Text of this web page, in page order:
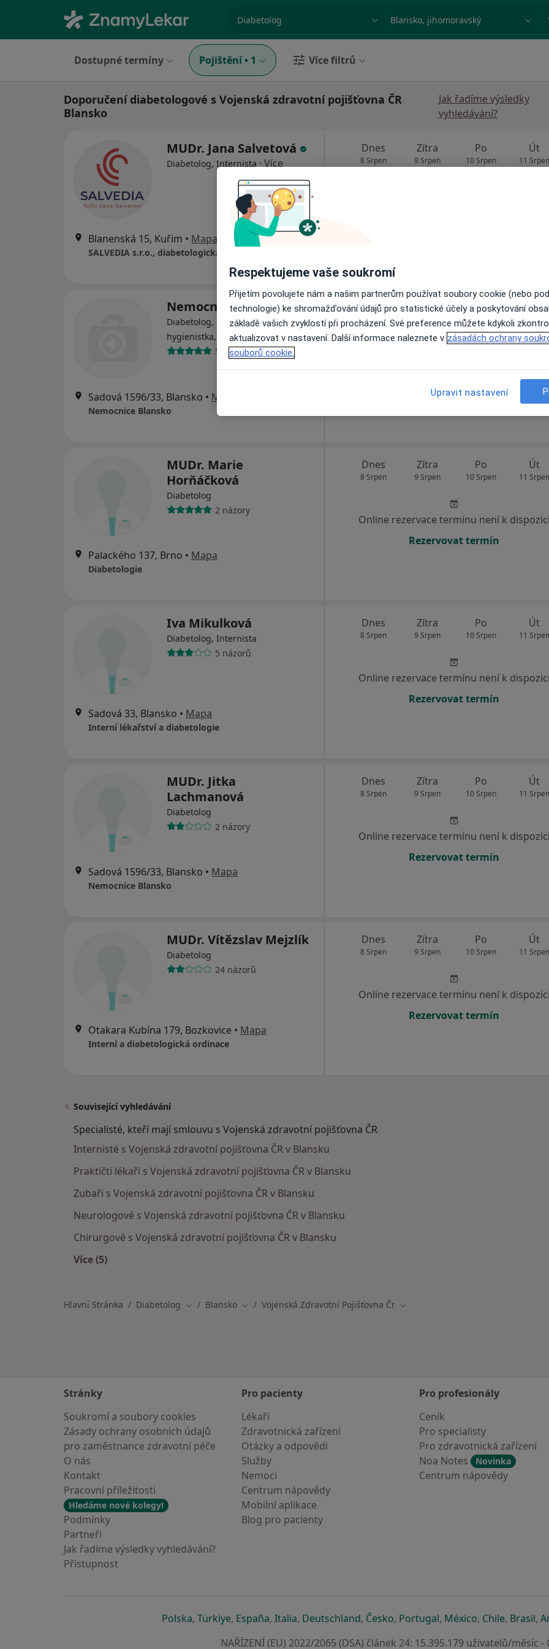
Dostupné termíny Pojištění • 1 Více filtrů
Doporučení diabetologové s Vojenská zdravotní pojišťovna ČR
Blansko
Jak řadíme výsledky
vyhledávání?
MUDr. Jana Salvetová
Diabetolog, Internista · Více
Blanenská 15, Kuřim • Mapa
SALVEDIA s.r.o., diabetologická ambulance
Dnes
8 Srpen
Zítra
9 Srpen
Po
10 Srpen
Út
11 Srpen
Nemocnice Blansko
Diabetolog, Chirurg, Dentální
hygienistka, hygienista·Více
5 názorů
Sadová 1596/33, Blansko • Mapa
Nemocnice Blansko
Dnes
8 Srpen
Zítra
9 Srpen
Po
10 Srpen
Út
11
MUDr. Marie
Horňáčková
Diabetolog
2 názory
Palackého 137, Brno • Mapa
Diabetologie
Dnes
8 Srpen
Zítra
9 Srpen
Po
10 Srpen
Út
11 Srpen
Online rezervace termínu není k dispozici
Rezervovat termín
Iva Mikulková
Diabetolog, Internista
5 názorů
Sadová 33, Blansko • Mapa
Interní lékařství a diabetologie
Dnes
8 Srpen
Zítra
9 Srpen
Po
10 Srpen
Út
11 Srpen
Online rezervace termínu není k dispozici
Rezervovat termín
MUDr. Jitka
Lachmanová
Diabetolog
2 názory
Sadová 1596/33, Blansko • Mapa
Nemocnice Blansko
Dnes
8 Srpen
Zítra
9 Srpen
Po
10 Srpen
Út
11 Srpen
Online rezervace termínu není k dispozici
Rezervovat termín
MUDr. Vítězslav Mejzlík
Diabetolog
24 názorů
Otakara Kubína 179, Bozkovice • Mapa
Interní a diabetologická ordinace
Dnes
8 Srpen
Zítra
9 Srpen
Po
10 Srpen
Út
11 Srpen
Online rezervace termínu není k dispozici
Rezervovat termín
Související vyhledávání
Specialisté, kteří mají smlouvu s Vojenská zdravotní pojišťovna ČR
Internisté s Vojenská zdravotní pojišťovna ČR v Blansku
Praktičtí lékaři s Vojenská zdravotní pojišťovna ČR v Blansku
Zubaři s Vojenská zdravotní pojišťovna ČR v Blansku
Neurologové s Vojenská zdravotní pojišťovna ČR v Blansku
Chirurgové s Vojenská zdravotní pojišťovna ČR v Blansku
Více (5)
Hlavní Stránka Diabetolog Změna města
Blansko Změna města
Vojenská Zdravotní Pojišťovna Čr Změna města
Stránky
Soukromí a soubory cookies
Zásady ochrany osobních údajů
pro zaměstnance zdravotní péče
O nás
Kontakt
Pracovní příležitosti
Hledáme nové kolegy!
Podmínky
Partneři
Jak řadíme výsledky vyhledávání?
Přístupnost
Pro pacienty
Lékaři
Zdravotnická zařízení
Otázky a odpovědi
Služby
Nemoci
Centrum nápovědy
Mobilní aplikace
Blog pro pacienty
Pro profesionály
Ceník
Pro specialisty
Pro zdravotnická zařízení
Noa Notes
Novinka
Centrum nápovědy
Polskase otevře v nové záložce
, Türkiyese otevře v nové záložce
, Españase otevře v nové záložce
, Italiase otevře v nové záložce
, Deutschlandse otevře v nové záložce
, Českose otevře v nové záložce
, Portugalse otevře v nové
, Méxicose otevře v
, Chilese otevře
, Brasilse
,
NAŘÍZENÍ (EU) 2022/2065 (DSA) článek 24: 15.395.179 uživatelů/měsíc -
Respektujeme vaše soukromí
Přijetím povolujete nám a našim partnerům používat soubory cookie (nebo
technologie) ke shromažďování údajů pro statistické účely a poskytování
základě vašich zvyklostí při procházení. Své preference můžete kdykoli
aktualizovat v nastavení. Další informace naleznete v zásadách ochrany
souborů cookie.
Upravit nastavení